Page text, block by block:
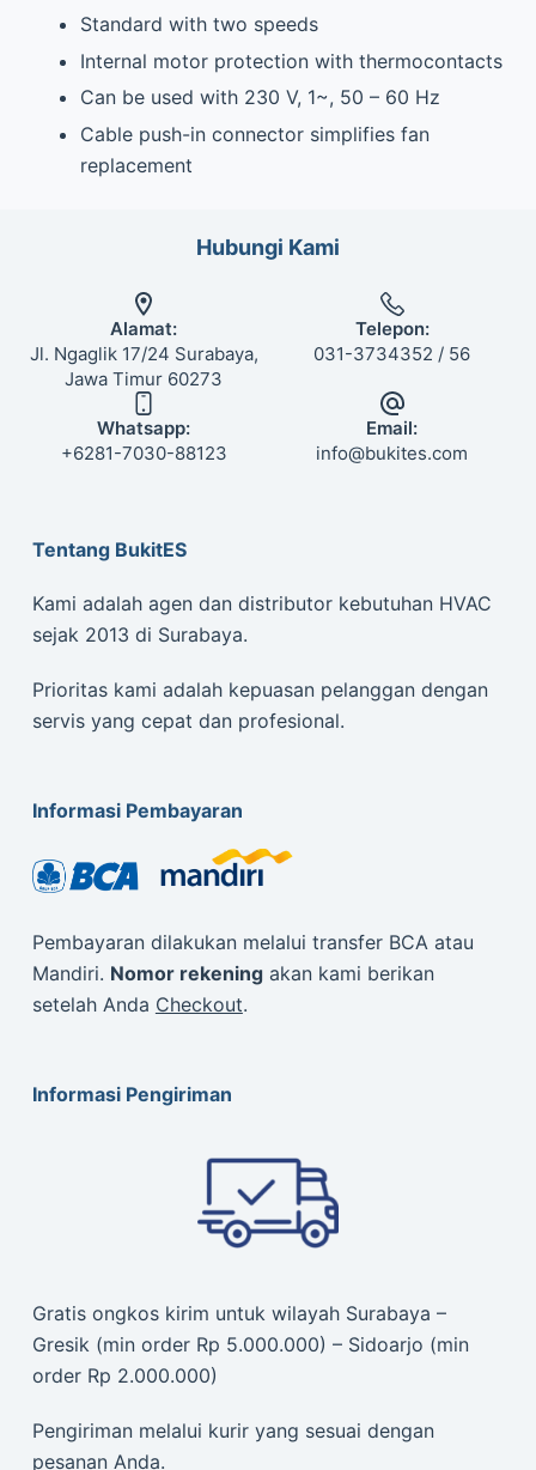
Standard with two speeds
Internal motor protection with thermocontacts
Can be used with 230 V, 1~, 50 – 60 Hz
Cable push-in connector simplifies fan
replacement
Hubungi Kami
Alamat:
Jl. Ngaglik 17/24 Surabaya,
Jawa Timur 60273
Telepon:
031-3734352 / 56
Whatsapp:
+6281-7030-88123
Email:
info@bukites.com
Tentang BukitES
Kami adalah agen dan distributor kebutuhan HVAC
sejak 2013 di Surabaya.
Prioritas kami adalah kepuasan pelanggan dengan
servis yang cepat dan profesional.
Informasi Pembayaran
Pembayaran dilakukan melalui transfer BCA atau
Mandiri. Nomor rekeningakan kami berikan
setelah Anda Checkout.
Informasi Pengiriman
Gratis ongkos kirim untuk wilayah Surabaya –
Gresik (min order Rp 5.000.000) – Sidoarjo (min
order Rp 2.000.000)
Pengiriman melalui kurir yang sesuai dengan
pesanan Anda.